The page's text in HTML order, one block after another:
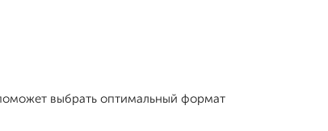
выбрать оптимальный формат